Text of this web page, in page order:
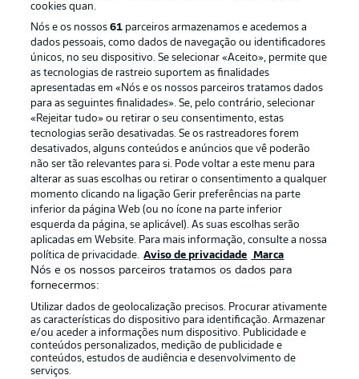
Publicidade Avisos legais
Gerir preferências Aviso de privacidade
Emissoras
Trabalhe conosco Marca
Contato Jogadores
cookies quan.
Nós e os nossos61 parceiros armazenamos e acedemos a
dados pessoais, como dados de navegação ou identificadores
únicos, no seu dispositivo. Se selecionar «Aceito», permite que
as tecnologias de rastreio suportem as finalidades
apresentadas em «Nós e os nossos parceiros tratamos dados
para as seguintes finalidades». Se, pelo contrário, selecionar
«Rejeitar tudo» ou retirar o seu consentimento, estas
tecnologias serão desativadas. Se os rastreadores forem
desativados, alguns conteúdos e anúncios que vê poderão
não ser tão relevantes para si. Pode voltar a este menu para
alterar as suas escolhas ou retirar o consentimento a qualquer
momento clicando na ligação Gerir preferências na parte
inferior da página Web (ou no ícone na parte inferior
esquerda da página, se aplicável). As suas escolhas serão
aplicadas em Website. Para mais informação, consulte a nossa
política de privacidade. Aviso de privacidade Marca
Nós e os nossos parceiros tratamos os dados para
fornecermos:
Utilizar dados de geolocalização precisos. Procurar ativamente
as características do dispositivo para identificação. Armazenar
e/ou aceder a informações num dispositivo. Publicidade e
conteúdos personalizados, medição de publicidade e
conteúdos, estudos de audiência e desenvolvimento de
serviços.